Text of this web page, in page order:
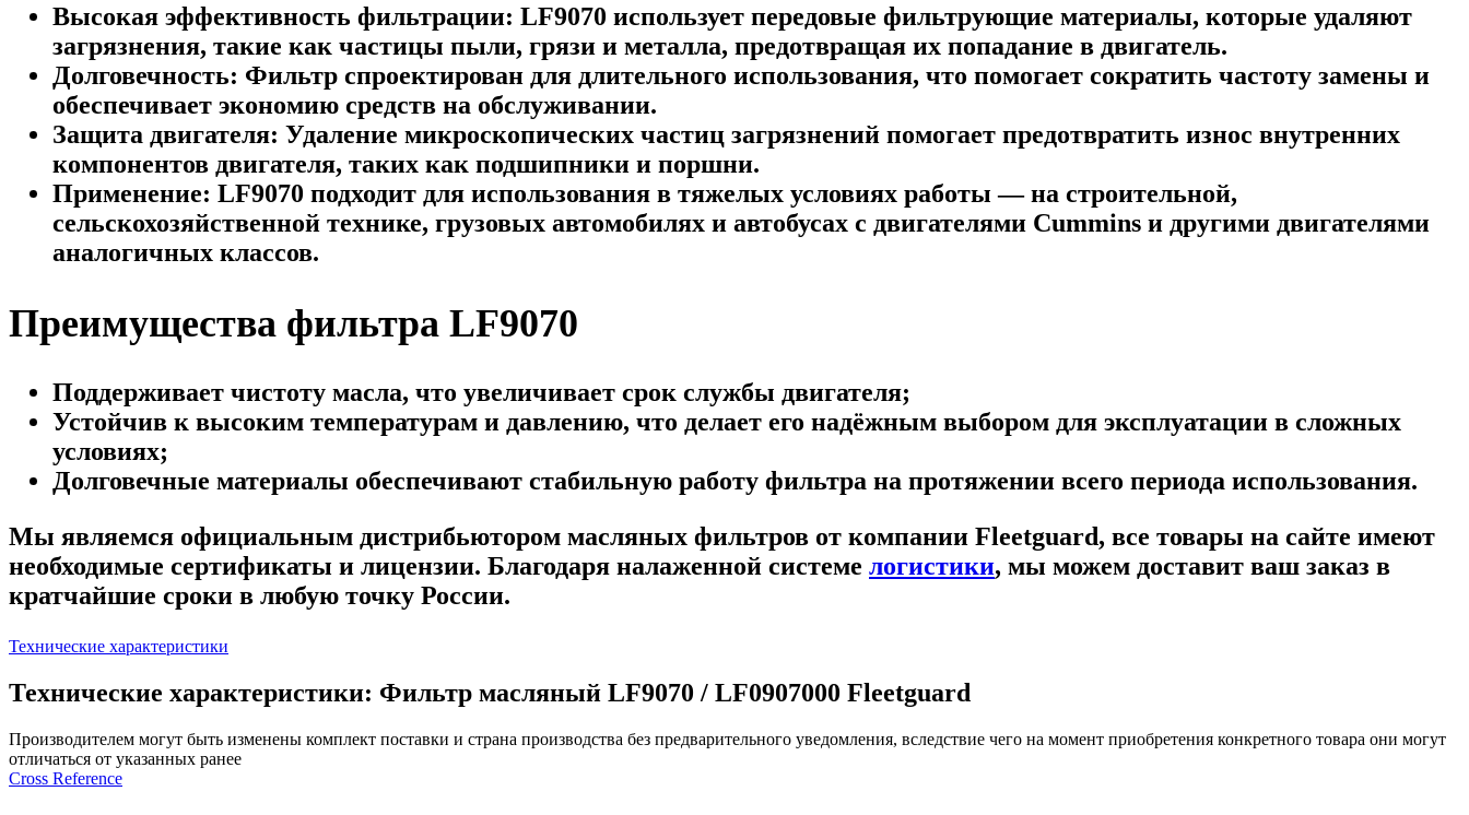
Высокая эффективность фильтрации: LF9070 использует передовые фильтрующие материалы, которые удаляют
загрязнения, такие как частицы пыли, грязи и металла, предотвращая их попадание в двигатель.
Долговечность: Фильтр спроектирован для длительного использования, что помогает сократить частоту замены и
обеспечивает экономию средств на обслуживании.
Защита двигателя: Удаление микроскопических частиц загрязнений помогает предотвратить износ внутренних
компонентов двигателя, таких как подшипники и поршни.
Применение: LF9070 подходит для использования в тяжелых условиях работы — на строительной,
сельскохозяйственной технике, грузовых автомобилях и автобусах с двигателями Cummins и другими двигателями
аналогичных классов.
Преимущества фильтра LF9070
Поддерживает чистоту масла, что увеличивает срок службы двигателя;
Устойчив к высоким температурам и давлению, что делает его надёжным выбором для эксплуатации в сложных
условиях;
Долговечные материалы обеспечивают стабильную работу фильтра на протяжении всего периода использования.
Мы являемся официальным дистрибьютором масляных фильтров от компании Fleetguard, все товары на сайте имеют
необходимые сертификаты и лицензии. Благодаря налаженной системе логистики, мы можем доставит ваш заказ в
кратчайшие сроки в любую точку России.
Технические характеристики
Технические характеристики: Фильтр масляный LF9070 / LF0907000 Fleetguard
Производителем могут быть изменены комплект поставки и страна производства без предварительного уведомления, вследствие чего на момент приобретения конкретного товара они могут
отличаться от указанных ранее
Сross Reference